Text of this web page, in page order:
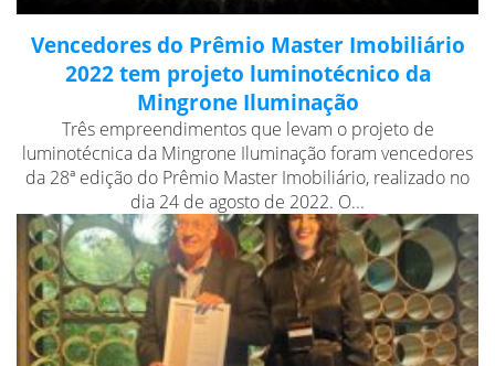
Vencedores do Prêmio Master Imobiliário
2022 tem projeto luminotécnico da
Mingrone Iluminação
Três empreendimentos que levam o projeto de
luminotécnica da Mingrone Iluminação foram vencedores
da 28ª edição do Prêmio Master Imobiliário, realizado no
dia 24 de agosto de 2022. O...